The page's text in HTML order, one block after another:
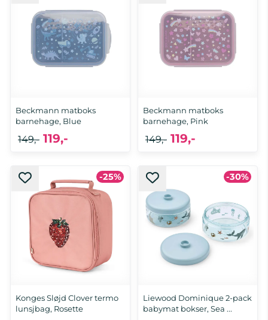
Beckmann matboks
barnehage, Blue
119,-
149,-
Beckmann matboks
barnehage, Pink
119,-
149,-
-25%
Konges Sløjd Clover termo
lunsjbag, Rosette
-30%
Liewood Dominique 2-pack
babymat bokser, Sea ...